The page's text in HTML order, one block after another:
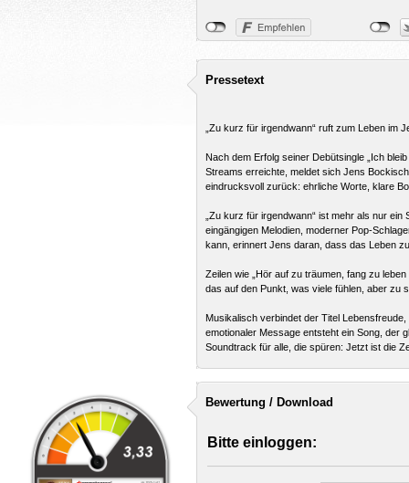
Pressetext
„Zu kurz für irgendwann“ ruft zum Leben im
Nach dem Erfolg seiner Debütsingle „Ich
Streams erreichte, meldet sich Jens
eindrucksvoll zurück: ehrliche Worte, klare
„Zu kurz für irgendwann“ ist mehr als nur
eingängigen Melodien, moderner Pop-
kann, erinnert Jens daran, dass das Leben
Zeilen wie „Hör auf zu träumen, fang zu
das auf den Punkt, was viele fühlen, aber zu
Musikalisch verbindet der Titel
emotionaler Message entsteht ein Song, der
Soundtrack für alle, die spüren: Jetzt ist die
Bewertung / Download
Bitte einloggen: